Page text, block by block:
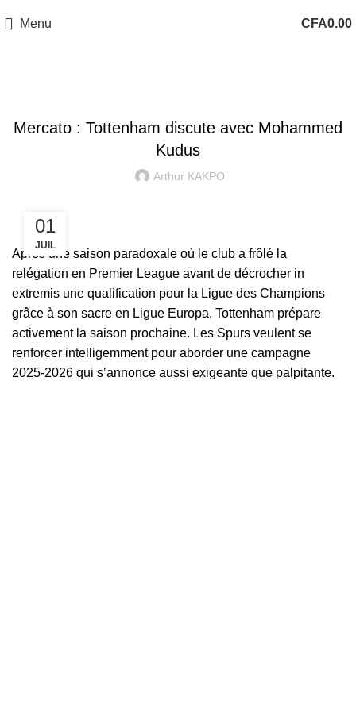
Menu CFA0.00
Mercato : Tottenham discute avec Mohammed
Kudus
Arthur KAKPO
01
JUIL
Après une saison paradoxale où le club a frôlé la
relégation en Premier League avant de décrocher in
extremis une qualification pour la Ligue des Champions
grâce à son sacre en Ligue Europa, Tottenham prépare
activement la saison prochaine. Les Spurs veulent se
renforcer intelligemment pour aborder une campagne
2025-2026 qui s’annonce aussi exigeante que palpitante.